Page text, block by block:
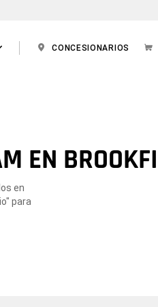
CONCESIONARIOS
EN
en
para